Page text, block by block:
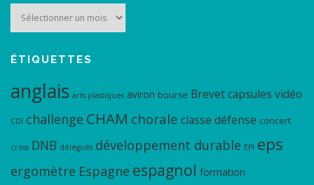
Archives
ÉTIQUETTES
anglais arts plastiques aviron bourse Brevetcapsules vidéo
CDI challenge CHAM chorale classe défense concert
cross DNB délégués développement durable EPI eps
ergomètre Espagne espagnol formation